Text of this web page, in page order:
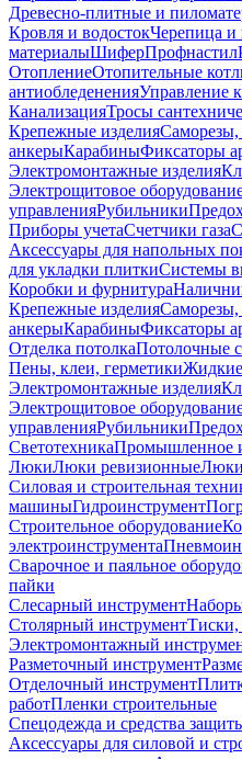
Древесно-плитные и
Кровля и водостокЧерепица и
материалыШиферПрофнастил
ОтоплениеОтопительные
антиобледененияУправление
КанализацияТросы
Крепежные изделия
анкерыКарабиныФиксаторы
Электромонтажные изделия
Электрощитовое
управленияРубильники
Приборы учетаСчетчики газа
Аксессуары для напольных
для укладки плиткиСистемы
Коробки и фурнитура
Крепежные изделия
анкерыКарабиныФиксаторы
Отделка потолкаПотолочные
Пены, клеи, герметикиЖидкие
Электромонтажные изделия
Электрощитовое
управленияРубильники
СветотехникаПромышленное
ЛюкиЛюки ревизионные
Силовая и строительная
машиныГидроинструмент
Строительное оборудование
электроинструмента
Сварочное и паяльное
пайки
Слесарный инструмент
Столярный инструмент
Электромонтажный
Разметочный инструмент
Отделочный инструмент
работПленки строительные
Спецодежда и средства
Аксессуары для силовой и